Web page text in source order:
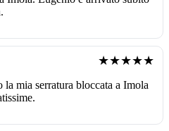
★★★★★
la mia serratura bloccata a Imola